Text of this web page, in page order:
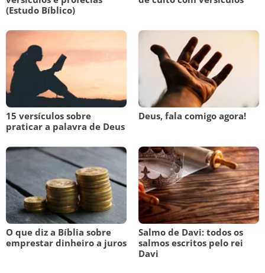
(Estudo Bíblico)
15 versículos sobre
praticar a palavra de Deus
Deus, fala comigo agora!
O que diz a Bíblia sobre
emprestar dinheiro a juros
Salmo de Davi: todos os
salmos escritos pelo rei
Davi